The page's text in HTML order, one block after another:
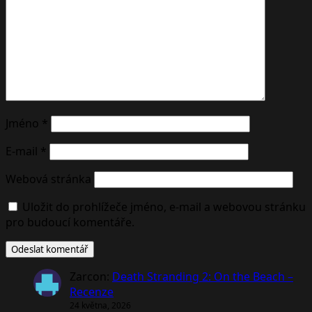
Jméno *
E-mail *
Webová stránka
Uložit do prohlížeče jméno, e-mail a webovou stránku
pro budoucí komentáře.
Zarcon: Death Stranding 2: On the Beach –
Recenze
24 května, 2026